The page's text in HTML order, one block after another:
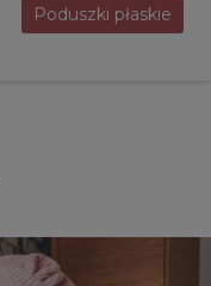
Poduszki płaskie